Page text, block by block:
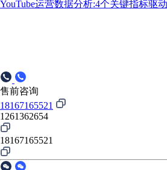
YouTube运营数据分析:4个关键指标驱
售前咨询
18167165521
1261362654
18167165521